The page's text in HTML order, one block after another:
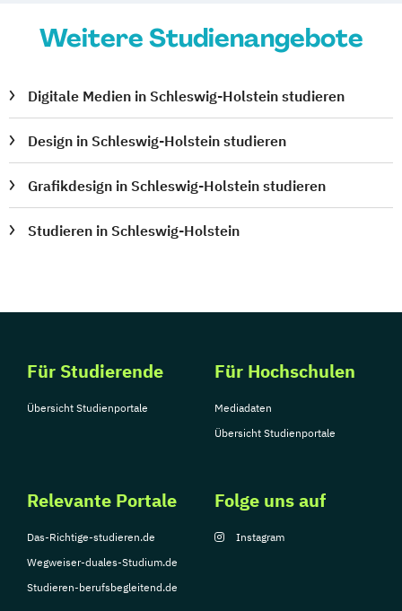
Weitere Studienangebote
Digitale Medien in Schleswig-Holstein studieren
Design in Schleswig-Holstein studieren
Grafikdesign in Schleswig-Holstein studieren
Studieren in Schleswig-Holstein
Für Studierende
Übersicht Studienportale
Für Hochschulen
Mediadaten
Übersicht Studienportale
Relevante Portale
Das-Richtige-studieren.de
Wegweiser-duales-Studium.de
Studieren-berufsbegleitend.de
Folge uns auf
Instagram